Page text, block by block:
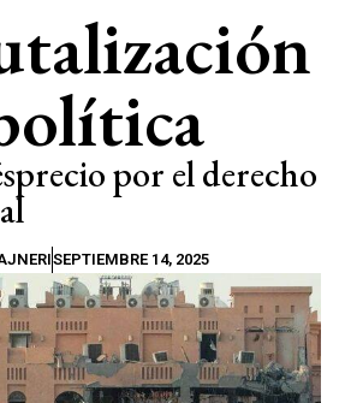
por el derecho
SEPTIEMBRE 14, 2025